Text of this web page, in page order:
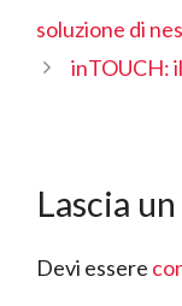
soluzione di
inTOUCH:
Lascia
Devi essere